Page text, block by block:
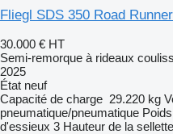
Fliegl SDS 350 Road Runner
30.000 € HT
Semi-remorque à rideaux
2025
État neuf
Capacité de charge 29.220 kg
pneumatique/pneumatique
d'essieux 3 Hauteur de la